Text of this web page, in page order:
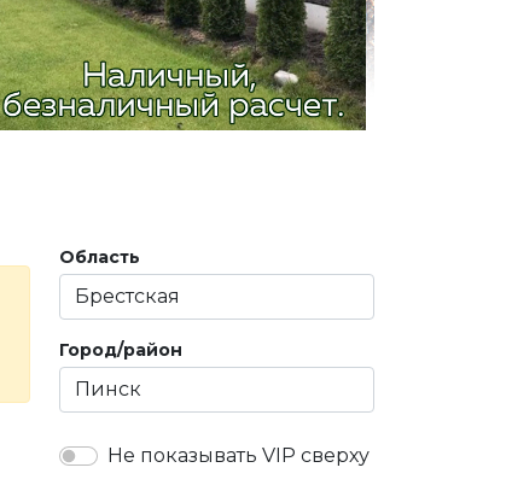
Область
Город/район
Не показывать VIP сверху